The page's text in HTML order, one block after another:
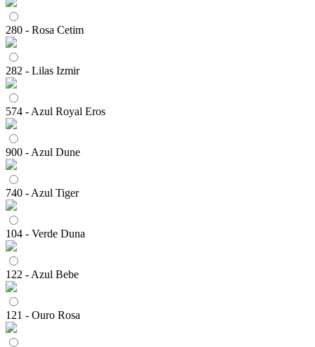
280 - Rosa Cetim
282 - Lilas Izmir
574 - Azul Royal Eros
900 - Azul Dune
740 - Azul Tiger
104 - Verde Duna
122 - Azul Bebe
121 - Ouro Rosa